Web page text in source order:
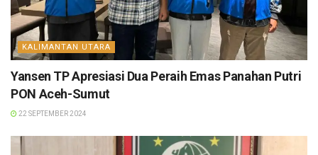
KALIMANTAN UTARA
Yansen TP Apresiasi Dua Peraih Emas Panahan Putri
PON Aceh-Sumut
22 SEPTEMBER 2024